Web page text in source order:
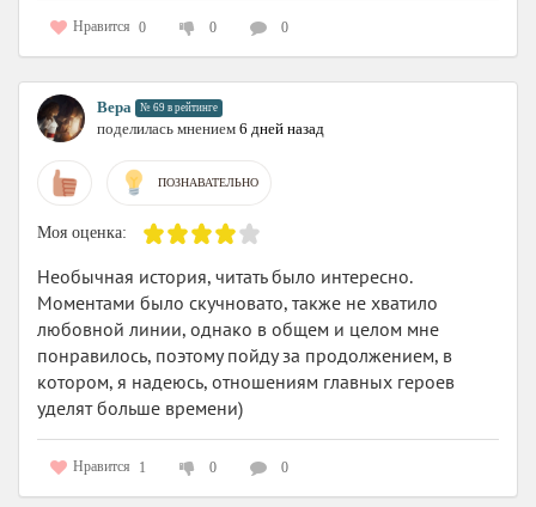
Нравится 0 0 0
Вера № 69 в рейтинге
поделилась мнением 6 дней назад
ПОЗНАВАТЕЛЬНО
Моя оценка:
Необычная история, читать было интересно.
Моментами было скучновато, также не хватило
любовной линии, однако в общем и целом мне
понравилось, поэтому пойду за продолжением, в
котором, я надеюсь, отношениям главных героев
уделят больше времени)
Нравится 1 0 0